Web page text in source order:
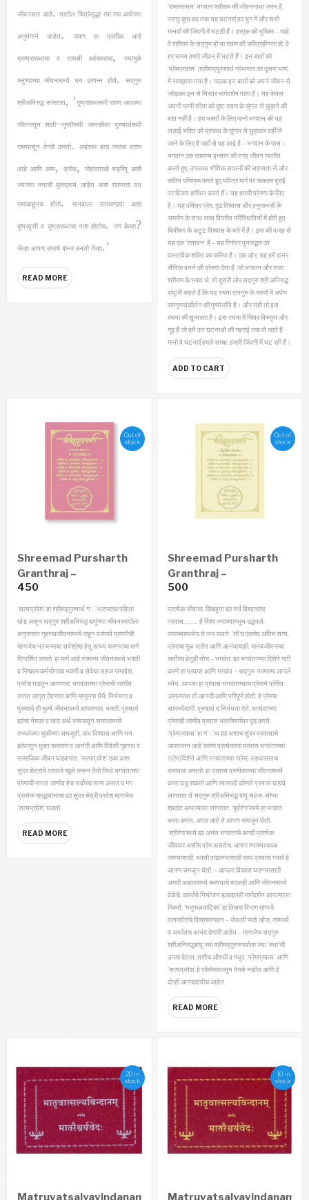
जीवनसार आहे.यातील चित्रेसुद्धा त्या त्या कथेच्या
अनुषंगाने आहेत. रावण हा प्रतीक आहे
द्रुष्प्रारब्धाचा व तामसी अहंकाराचा, ज्यामुळे
मनुष्याच्या जीवनामध्ये भय उत्पन्न होते.सद्‌गुरु
श्रीअनिरुद्ध सांगतात, ’दुष्प्रारब्धरूपी रावण आपल्या
जीवनातून शांती–तृप्तीरूपी जानकीला पुरुषार्थरूपी
रामापासून वेगळे करतो.अहंकार हाच ज्याचा प्राण
आहे आणि काम, क्रोध, मोहासारखे षड्‌रिपू अशी
ज्याच्या मनाची मूलद्रव्यं आहेत अशा रावणाचा वध
रामाकडूनच होतो. मानवाला सतावणार्‍या अशा
दुष्प्रवृत्ती व दुष्प्रारब्धाचा नाश होतोच. पण केव्हा?
जेव्हा आपण रामाचे वानर बनतो तेव्हा.’
READ MORE
‘राम्रसायन’ भगवान श्रीराम की जीवनगाथा जरुर है,
परन्तु कुछ हद तक यह घटनाएं हर युग में और सभी
मानवों की जिंदगी में घटती हैं। हरएक की भूमिका – चाहे
वे श्रीराम के सद्गुण हों या रावण की चरित्रहीनता हो, वे
हर समय हमारे जीवन में घटते हैं। इन बातों को
‘प्रेमप्रवास’ (श्रीमाद्पुरुशार्थ ग्रंथराज का दूसरा भाग)
में समझाया गया है। पाठक इन बातों को अपने जीवन से
जोड़कर इन से निरंतर मार्गदर्शन पाता है। यह केवल
अपनी पत्नी सीता को दुष्ट रावण के चुंगल से छुड़ाने की
बात नहीं है। हम भक्तों के लिए मानो भगवान की यह
लड़ाई भक्ति को प्रारब्ध के चुंगल से छुड़ाकर वहीँ ले
जाने के लिए है जहाँ से वह आई है – भगवान के पास।
भगवान एक सामान्य इन्सान की तरह जीवन व्यतीत
करते हुए, उपलब्ध भौतिक साधनों की सहायता से और
कठिन परिश्रम करते हुए पवित्र मार्ग पर चलकर बुराई
पर विजय हासिल करते हैं। यह हमारी प्रेरणा के लिए
है। यह पवित्र प्रेम, दृढ विश्वास और हनुमानजी के
समर्पण के साथ साथ विपरीत परिस्थितियों में होते हुए
बिभीषण के अटूट विश्वास के बारे में है। इस की वजह से
यह एक ‘रसायन’ है – यह निरंतर पुनरुद्धार एवं
वास्तविक शक्ति का जरिया है। एक ओर, यह हमें वानर
सैनिक बनने की प्रेरणा देता है, जो भगवान और राजा
श्रीराम के भक्त थे, तो दूसरी ओर सद्गुरु श्री अनिरुद्ध
बापूजी कहते हैं कि यह रचना दत्तगुरु के चरणों में अर्पण
रामगुणसंकीर्तन की पुष्पांजलि है। और यही तो इस
रचना की सुन्दरता है। इस रचना में चित्र विस्तृत और
गूढ़ हैं जो हमें उन घटनाओं की गहराई तक ले जाते हैं
मानो वे घटनाएँ हमारे समक्ष, हमारी जिंदगी में घट रही हैं।
ADD TO CART
Out of
stock
Shreemad Pursharth
Granthraj –
Satyaprawesh
Economy Edition
(Marathi)
450
‘सत्यप्रवेश’ हा श्रीमद्पुरुषार्थ ग‘ंथराजाचा पहिला
खंड असून सद्गुरु श्रीअनिरुद्ध बापूंच्या जीवनकार्याला
अनुसरून गृहस्थजीवनामध्ये राहून परमार्थ प्राप्तीची
म्हणजेच नरजन्माचा सर्वश्रेष्ठ हेतू साध्य करण्याचा मार्ग
दिग्दर्शित करतो. हा मार्ग आहे सामान्य जीवनामध्येभक्ती
व निष्काम कर्मयोगाचा भक्ती व सेवेचा सहज समावेश,
प्रवेश घडवून आणणारा; भगवंताच्या प्रेमाची जाणीव
सतत जागृत ठेवणारा आणि म्हणूनच धैर्य, निर्भयता व
पुरुषार्थ ही मूल्ये जीवनामध्ये बाणवणारा. भक्ती, पुरुषार्थ
ह्यांचा नेमका व खरा अर्थ समजावून समाजामध्ये
रुजलेल्या चुकीच्या समजुती, अंध विश्‍वास आणि भय
ह्यांपासून मुक्त करणारा व आनंदी आणि विवेकी गृहस्थ व
सामाजिक जीवन घडवणारा. ‘सत्यप्रवेश’ एका अशा
सुंदर क्षेत्राचे दरवाजे खुले करून देतो जिथे भगवंताच्या
प्रेमाची सतत जाणीव हेच सर्वोच्च सत्य असतं व मग
प्रत्येक श्रद्धावानाचा ह्या सुंदर क्षेत्री प्रवेश म्हणजेच
‘सत्यप्रवेश’ घडतो.
READ MORE
Out of
stock
Shreemad Pursharth
Granthraj –
Prempravas Economy
Edition (Marathi)
500
प्रत्येक जीवाचा, किंबहुना ह्या सर्व विश्‍वाचाच
प्रवास……… हे विश्‍व ज्याच्यामधून उद्भवले,
ज्याच्यामध्येच ते लय पावते, ‘तो’च एकमेव अंतिम सत्य,
प्रेमाचा मूळ स्रोत आणि आनंदाचाही. मानवजीवनाचा
सर्वोच्च हेतूही तोच – भगवंत. ह्या भगवंताच्या दिशेने गती
करणे हा प्रवास आणि भगवंत – सद्गुरु-परमात्मा आपले
ध्येय. आपला हा प्रवास भगवंताच्याच प्रेमाने प्रेरित
असल्यास तो आनंदी आणि परिपूर्ण होतो. हे प्रेमच
सामर्थ्यदायी, पुरुषार्थ व निर्भयता देते. भगवंताच्या
प्रेमाची जाणीव प्रवास भक्तीमार्गावर दृढ करते.
‘प्रेमप्रवास’ हा ग‘ंथ ह्या अशाच सुंदर प्रवासाचे
आश्‍वासन आहे कारण प्रत्येकाचा प्रवास भगवंताच्या
(प्रेम)दिशेने आणि भगवंताच्या (प्रेम) सहवासातच
करायचा असतो. हा प्रवास प्रत्येकाच्या जीवनामध्ये
कसा घडू शकतो आणि त्यासाठी कोणते प्रयास घडावे
लागतात ते सद्गुरु श्रीअनिरुद्ध बापू सहज-सोप्या
शब्दांत आपल्याला सांगतात. ‘पूर्वरंगा’मध्ये हा भगवंत
कसा अनंत, अपार आहे ते आपण समजून घेतो.
‘श्रीरंगा’मध्ये ह्या अनंत भगवंताचे अगदी प्रत्येक
जीवावर असीम प्रेम असतेच, आपण त्याच्याजवळ
जाण्यासाठी, भक्ती वाढवण्यासाठी काय प्रयास घ्यावे हे
आपण समजून घेतो. – आपला विकास घडण्यासाठी
अगदी आहारामध्ये करण्याचे बदलही आणि जीवनामध्ये
वेळेचे, कार्याचे नियोजन ह्याबद्दलही मार्गदर्शन आपल्याला
मिळते. ‘मधुफलवाटिका’ हा तिसरा विभाग म्हणजे
वानरवीरांचे विश्रामस्थान – जेथली फळे ओज, सामर्थ्य
व अर्थातच आनंद देणारी आहेत – म्हणजेच सद्गुरु
श्रीअनिरुद्धबापू ज्या श्रीमद्पुरुसार्थाला ज्या ‘मधा’ची
उपमा देतात, तशीच औषधी व मधुर. ‘प्रेमप्रवास’ आणि
‘सत्यप्रवेश’ हे एकेमेकांपासून वेगळे नाहीत आणि हे
दोन्ही आनंददायीच आहेत.
READ MORE
20 in
stock
Matruvatsalyavindanam
10 in
stock
Matruvatsalyavindanam